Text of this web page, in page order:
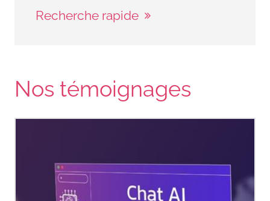
Recherche rapide
Nos témoignages